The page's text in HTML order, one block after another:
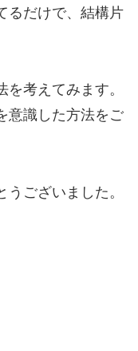
るだけで、結構片
考えてみます。
意識した方法をご
ございました。